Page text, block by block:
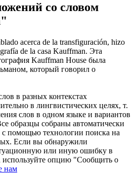
со словом
acerca de la transfiguración, hizo
de la casa Kauffman. Эта
Kauffman House была
который говорил о
в разных контекстах
в лингвистических целях, т.
слов в одном языке и вариантов
образцы собраны автоматически
помощью технологии поиска на
Если вы обнаружили
или иную ошибку в
используйте опцию "Сообщить о
нам